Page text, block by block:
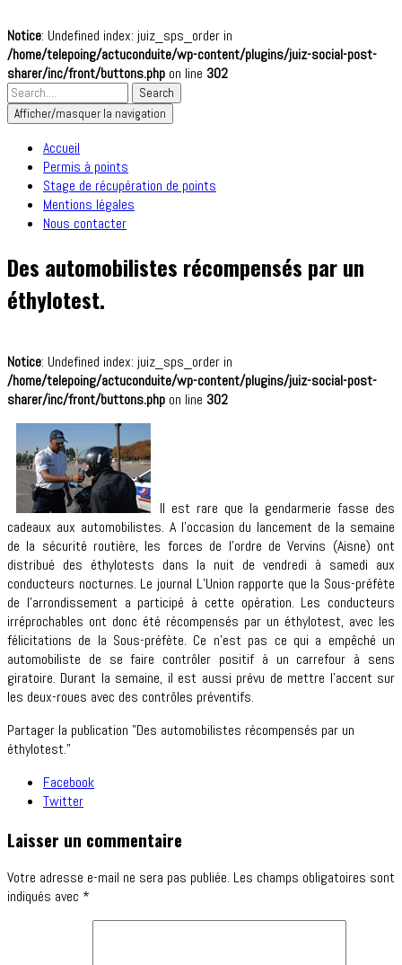
Notice: Undefined index: juiz_sps_order in
/home/telepoing/actuconduite/wp-content/plugins/juiz-social-post-
sharer/inc/front/buttons.php on line 302
Afficher/masquer la navigation
Accueil
Permis à points
Stage de récupération de points
Mentions légales
Nous contacter
Des automobilistes récompensés par un
éthylotest.
Notice: Undefined index: juiz_sps_order in
/home/telepoing/actuconduite/wp-content/plugins/juiz-social-post-
sharer/inc/front/buttons.php on line 302
Il est rare que la gendarmerie fasse des
cadeaux aux automobilistes. A l’occasion du lancement de la semaine
de la sécurité routière, les forces de l’ordre de Vervins (Aisne) ont
distribué des éthylotests dans la nuit de vendredi à samedi aux
conducteurs nocturnes. Le journal L’Union rapporte que la Sous-préfète
de l’arrondissement a participé à cette opération. Les conducteurs
irréprochables ont donc été récompensés par un éthylotest, avec les
félicitations de la Sous-préfète. Ce n’est pas ce qui a empêché un
automobiliste de se faire contrôler positif à un carrefour à sens
giratoire. Durant la semaine, il est aussi prévu de mettre l’accent sur
les deux-roues avec des contrôles préventifs.
Partager la publication "Des automobilistes récompensés par un
éthylotest."
Facebook
Twitter
Laisser un commentaire
Votre adresse e-mail ne sera pas publiée. Les champs obligatoires sont
indiqués avec *